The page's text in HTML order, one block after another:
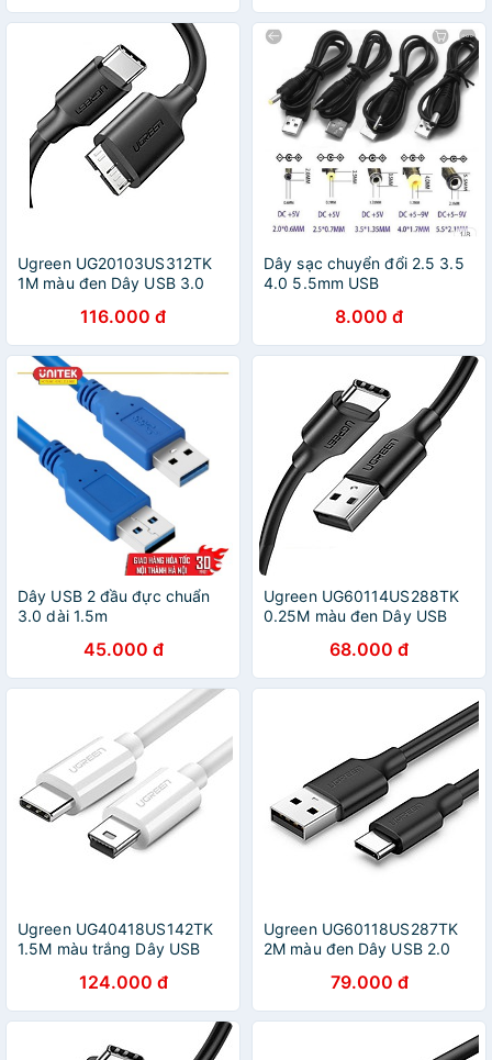
Ugreen UG20103US312TK
1M màu đen Dây USB 3.0
116.000 đ
Dây sạc chuyển đổi 2.5 3.5
4.0 5.5mm USB
8.000 đ
Dây USB 2 đầu đực chuẩn
3.0 dài 1.5m
45.000 đ
Ugreen UG60114US288TK
0.25M màu đen Dây USB
HÀNG CHÍNH HÃNG
68.000 đ
Ugreen UG40418US142TK
1.5M màu trắng Dây USB
HÀNG CHÍNH HÃNG
124.000 đ
Ugreen UG60118US287TK
2M màu đen Dây USB 2.0
CHÍNH HÃNG79.000 đ